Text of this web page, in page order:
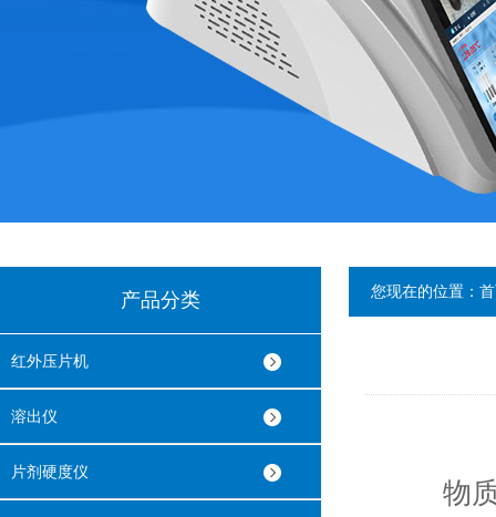
产品分类
红外压片机
溶出仪
片剂硬度仪
您现在的位置：
物质